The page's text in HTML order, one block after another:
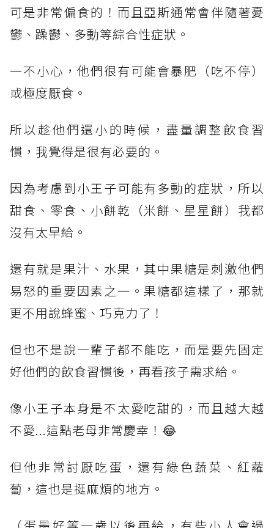
可是非常偏食的！而且亞斯通常會伴隨著憂
鬱、躁鬱、多動等綜合性症狀。
一不小心，他們很有可能會暴肥（吃不停）
或極度厭食。
所以趁他們還小的時候，盡量調整飲食習
慣，我覺得是很有必要的。
因為考慮到小王子可能有多動的症狀，所以
甜食、零食、小餅乾（米餅、星星餅）我都
沒有太早給。
還有就是果汁、水果，其中果糖是刺激他們
易怒的重要因素之一。果糖都這樣了，那就
更不用說蜂蜜、巧克力了！
但也不是說一輩子都不能吃，而是要先固定
好他們的飲食習慣後，再看孩子需求給。
像小王子本身是不太愛吃甜的，而且越大越
不愛...這點老母非常慶幸！😂
但他非常討厭吃蛋，還有綠色蔬菜、紅蘿
蔔，這也是挺麻煩的地方。